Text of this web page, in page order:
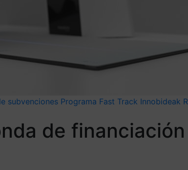
subvenciones Programa Fast Track Innobideak
de